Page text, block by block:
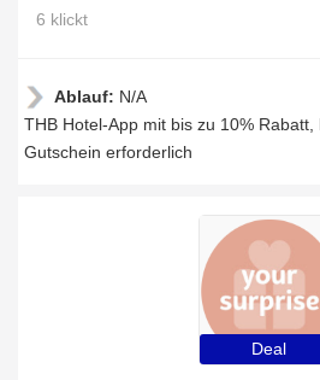
6 klickt
Ablauf: N/A
THB Hotel-App mit bis zu 10% Rabatt,
Gutschein erforderlich
Deal